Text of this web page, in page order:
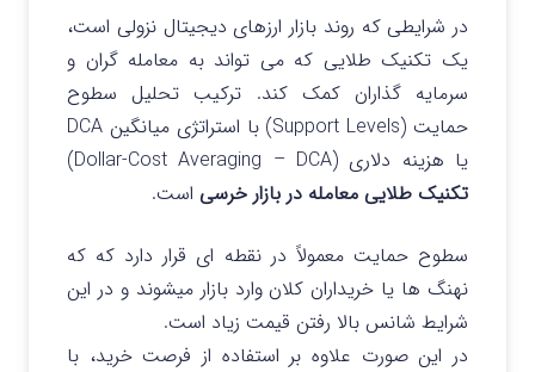
در شرایطی که روند بازار ارزهای دیجیتال نزولی است،
یک تکنیک طلایی که می تواند به معامله‌ گران و
سرمایه‌ گذاران کمک کند. ترکیب تحلیل سطوح
حمایت (Support Levels) با استراتژی میانگین DCA
یا هزینه دلاری (Dollar-Cost Averaging – DCA)
تکنیک طلایی معامله در بازار خرسی است.
سطوح حمایت معمولاً در نقطه ای قرار دارد که که
نهنگ‌ ها یا خریداران کلان وارد بازار میشوند و در این
شرایط شانس بالا رفتن قیمت زیاد است.
در این صورت علاوه بر استفاده از فرصت خرید، با